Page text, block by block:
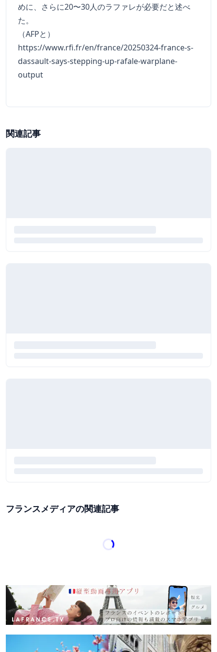
めに、さらに20〜30人のラファレが必要だと述べ
た。
（AFPと）
https://www.rfi.fr/en/france/20250324-france-s-
dassault-says-stepping-up-rafale-warplane-
output
関連記事
フランスメディアの関連記事